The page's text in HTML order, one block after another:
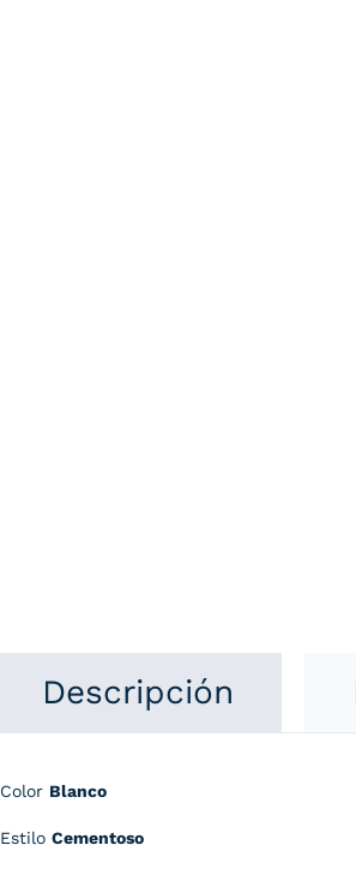
Descripción
Color Blanco
Estilo Cementoso